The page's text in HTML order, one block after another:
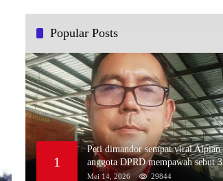
Popular Posts
1
Peti dimandor sempat viral Alpian
anggota DPRD mempawah sebut 3
nama polisi minja,alau dan Rojali
Mei 14, 2026 29844